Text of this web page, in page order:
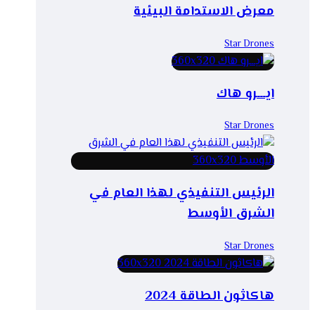
معرض الاستدامة البيئية
Star Drones
ايـــرو هاك
Star Drones
الرئيس التنفيذي لهذا العام في
الشرق الأوسط
Star Drones
هاكاثون الطاقة 2024